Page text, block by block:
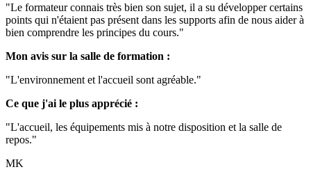
"Le formateur connais très bien son sujet, il a su développer certains
points qui n'étaient pas présent dans les supports afin de nous aider à
bien comprendre les principes du cours."
Mon avis sur la salle de formation :
"L'environnement et l'accueil sont agréable."
Ce que j'ai le plus apprécié :
"L'accueil, les équipements mis à notre disposition et la salle de
repos."
MK